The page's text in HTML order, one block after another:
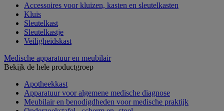
Accessoires voor kluizen, kasten en sleutelkasten
Kluis
Sleutelkast
Sleutelkastje
Veiligheidskast
Medische apparatuur en meubilair
Bekijk de hele productgroep
Apotheekkast
Apparatuur voor algemene medische diagnose
Meubilair en benodigdheden voor medische praktijk